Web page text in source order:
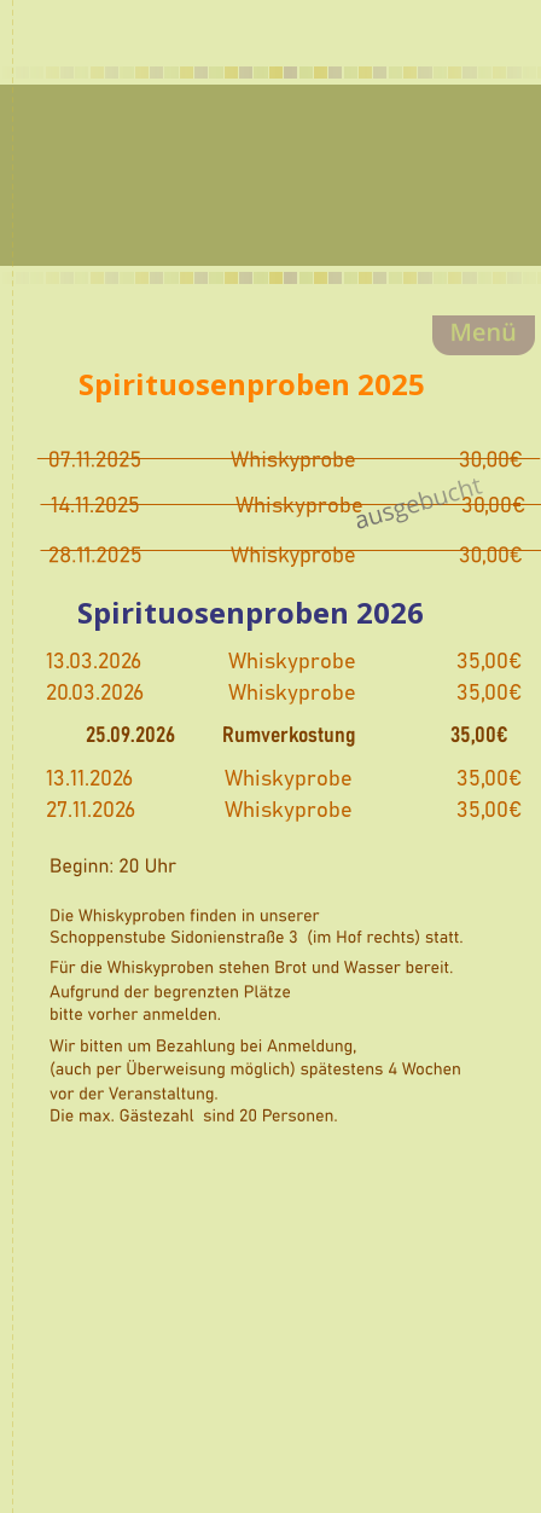
Spirituosenproben 2025
14.11.2025
        Whiskyprobe
30,00€
Spirituosenproben 2026
13.03.2026 Whiskyprobe
35,00€
20.03.2026
Whiskyprobe 35,00€
13.11.2026
       Whiskyprobe
35,00€
27.11.2026
       Whiskyprobe
35,00€
25.09.2026 Rumverkostung 35,00€